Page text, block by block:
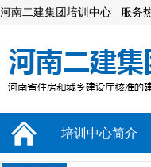
河南二建集团培训中心 服务热
培训中心简介